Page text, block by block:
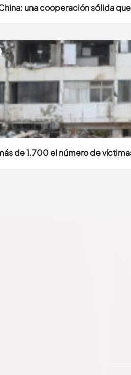
una cooperación sólida
de 1.700 el número de